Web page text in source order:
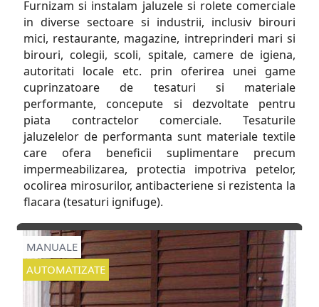
Furnizam si instalam jaluzele si rolete comerciale
in diverse sectoare si industrii, inclusiv birouri
mici, restaurante, magazine, intreprinderi mari si
birouri, colegii, scoli, spitale, camere de igiena,
autoritati locale etc. prin oferirea unei game
cuprinzatoare de tesaturi si materiale
performante, concepute si dezvoltate pentru
piata contractelor comerciale. Tesaturile
jaluzelelor de performanta sunt materiale textile
care ofera beneficii suplimentare precum
impermeabilizarea, protectia impotriva petelor,
ocolirea mirosurilor, antibacteriene si rezistenta la
flacara (tesaturi ignifuge).
MANUALE
AUTOMATIZATE